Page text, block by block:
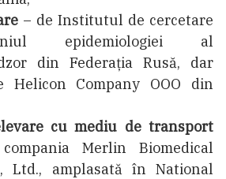
– de Institutul de cercetare
epidemiologiei al
din Federația Rusă, dar
Helicon Company OOO din
cu mediu de transport
Merlin Biomedical
Ltd., amplasată în National